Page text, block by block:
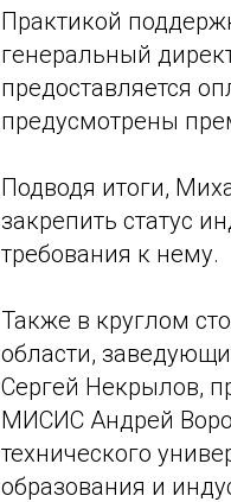
Практикой
генеральный
предоставляется
предусмотрены
Подводя итоги,
закрепить статус
требования к нему.
Также в круглом
области,
Сергей Некрылов,
МИСИС Андрей
технического
образования и